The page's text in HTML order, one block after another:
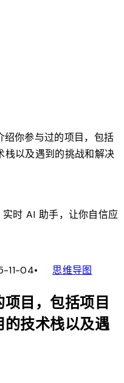
绍你参与过的项目，包括
栈以及遇到的挑战和解决
时 AI 助手，让你自信应
11-04• account_tree思维导图
目，包括项目
技术栈以及遇